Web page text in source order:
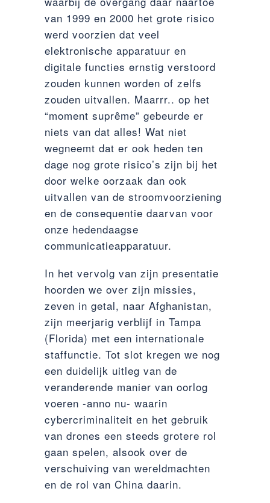
van 1999 en 2000 het grote risico
werd voorzien dat veel
elektronische apparatuur en
digitale functies ernstig verstoord
zouden kunnen worden of zelfs
zouden uitvallen. Maarrr.. op het
“moment suprême” gebeurde er
niets van dat alles! Wat niet
wegneemt dat er ook heden ten
dage nog grote risico’s zijn bij het
door welke oorzaak dan ook
uitvallen van de stroomvoorziening
en de consequentie daarvan voor
onze hedendaagse
communicatieapparatuur.
In het vervolg van zijn presentatie
hoorden we over zijn missies,
zeven in getal, naar Afghanistan,
zijn meerjarig verblijf in Tampa
(Florida) met een internationale
staffunctie. Tot slot kregen we nog
een duidelijk uitleg van de
veranderende manier van oorlog
voeren -anno nu- waarin
cybercriminaliteit en het gebruik
van drones een steeds grotere rol
gaan spelen, alsook over de
verschuiving van wereldmachten
en de rol van China daarin.